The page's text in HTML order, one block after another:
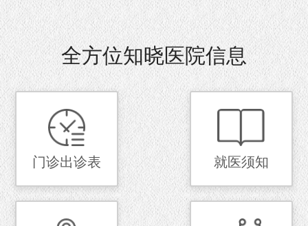
全方位知晓医院信息
门诊出诊表 就医须知